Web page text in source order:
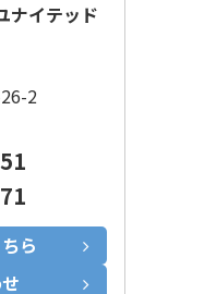
ナイテッド
2
ら